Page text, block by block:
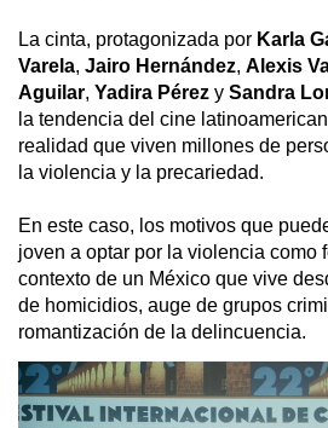
La cinta, protagonizada por Karla
Varela, Jairo Hernández, Alexis
Aguilar, Yadira Pérez y Sandra
la tendencia del cine
realidad que viven millones de
la violencia y la precariedad.
En este caso, los motivos que
joven a optar por la violencia como
contexto de un México que vive
de homicidios, auge de grupos
romantización de la delincuencia.